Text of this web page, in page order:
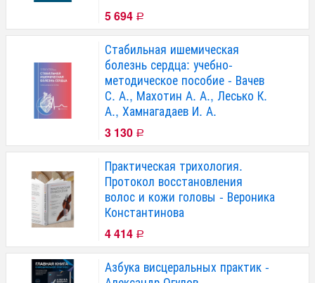
5 694 Р
Стабильная ишемическая
болезнь сердца: учебно-
методическое пособие - Вачев
С. А., Махотин А. А., Лесько К.
А., Хамнагадаев И. А.
3 130 Р
Практическая трихология.
Протокол восстановления
волос и кожи головы - Вероника
Константинова
4 414 Р
Азбука висцеральных практик -